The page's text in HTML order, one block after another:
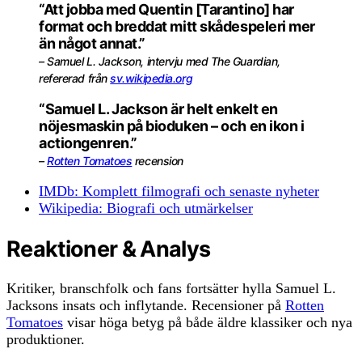
“Att jobba med Quentin [Tarantino] har
format och breddat mitt skådespeleri mer
än något annat.”
– Samuel L. Jackson, intervju med The Guardian,
refererad frånsv.wikipedia.org
“Samuel L. Jackson är helt enkelt en
nöjesmaskin på bioduken – och en ikon i
actiongenren.”
–Rotten Tomatoes recension
IMDb: Komplett filmografi och senaste nyheter
Wikipedia: Biografi och utmärkelser
Reaktioner & Analys
Kritiker, branschfolk och fans fortsätter hylla Samuel L.
Jacksons insats och inflytande. Recensioner på Rotten
Tomatoes visar höga betyg på både äldre klassiker och nya
produktioner.